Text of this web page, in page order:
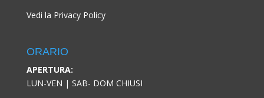
Vedi la Privacy Policy
ORARIO
APERTURA:
LUN-VEN | SAB- DOM CHIUSI